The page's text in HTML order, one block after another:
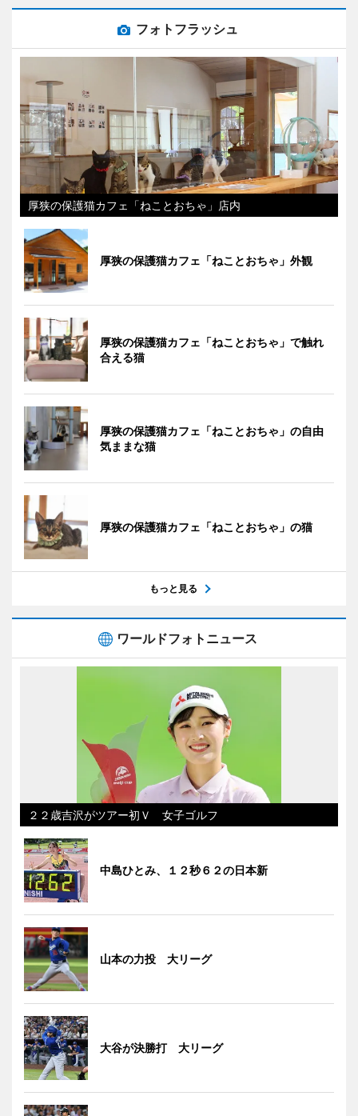
フォトフラッシュ
厚狭の保護猫カフェ「ねことおちゃ」店内
厚狭の保護猫カフェ「ねことおちゃ」外観
厚狭の保護猫カフェ「ねことおちゃ」で触れ
合える猫
厚狭の保護猫カフェ「ねことおちゃ」の自由
気ままな猫
厚狭の保護猫カフェ「ねことおちゃ」の猫
もっと見る
ワールドフォトニュース
２２歳吉沢がツアー初Ｖ 女子ゴルフ
中島ひとみ、１２秒６２の日本新
山本の力投 大リーグ
大谷が決勝打 大リーグ